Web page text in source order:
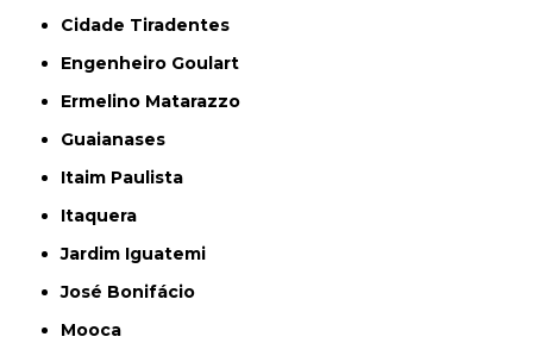
Cidade Tiradentes
Engenheiro Goulart
Ermelino Matarazzo
Guaianases
Itaim Paulista
Itaquera
Jardim Iguatemi
José Bonifácio
Mooca